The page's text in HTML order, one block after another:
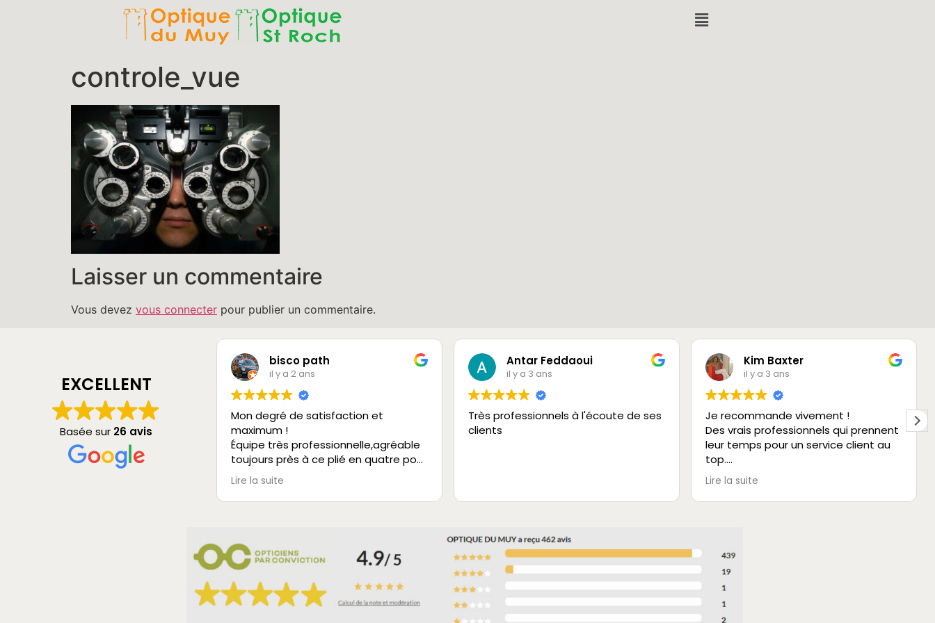
controle_vue
Laisser un commentaire
Vous devez vous connecter pour publier un commentaire.
EXCELLENT
Basée sur 26 avis
bisco path
il y a 2 ans
Mon degré de satisfaction et
maximum !
Équipe très professionnelle,agréable
toujours près à ce plié en quatre pour
vous rendre service.
Je recommande à 200%.
Lire la suite
Antar Feddaoui
il y a 3 ans
Très professionnels à l'écoute de ses
clients
Kim Baxter
il y a 3 ans
Je recommande vivement !
Des vrais professionnels qui prennent
leur temps pour un service client au
top.
Très rassurant et aucun détail n’est
négligé.
Un bon choix de lunettes dans deux
Lire la suite